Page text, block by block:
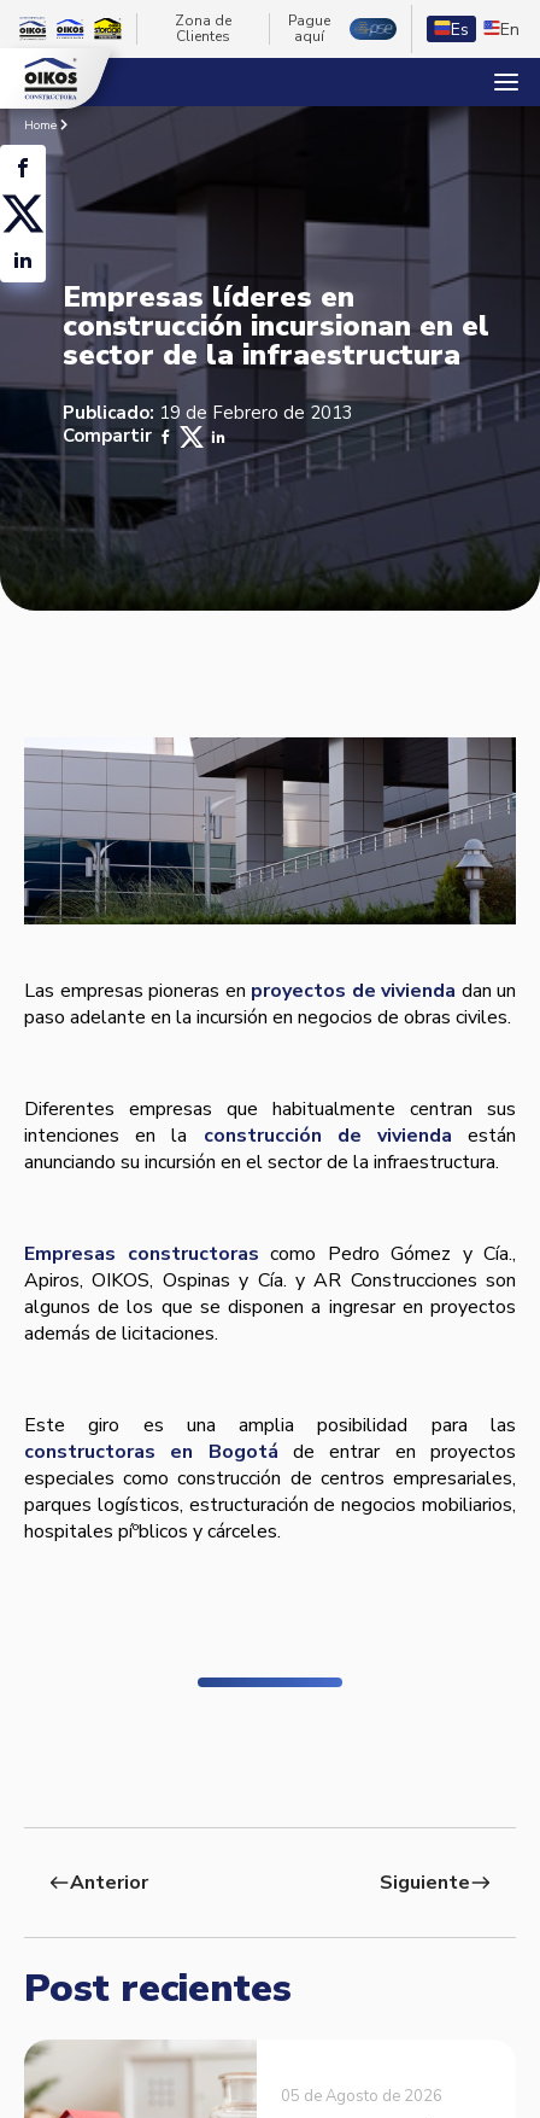
Zona de
Clientes
Pague
aquí
Es En
Home
Empresas líderes en
construcción incursionan en el
sector de la infraestructura
Publicado: 19 de Febrero de 2013
Compartir
Las empresas pioneras en proyectos de vivienda dan un
paso adelante en la incursión en negocios de obras civiles.
Diferentes empresas que habitualmente centran sus
intenciones en la construcción de vivienda
están
anunciando su incursión en el sector de la infraestructura.
Empresas constructoras como Pedro Gómez y Cí­a.,
Apiros, OIKOS, Ospinas y Cí­a. y AR Construcciones son
algunos de los que se disponen a ingresar en proyectos
además de licitaciones.
Este giro es una amplia posibilidad para las
constructoras en Bogotá de entrar en proyectos
especiales como construcción de centros empresariales,
parques logí­sticos, estructuración de negocios mobiliarios,
hospitales píºblicos y cárceles.
westAnterior Siguienteeast
Post recientes
05 de Agosto de 2026